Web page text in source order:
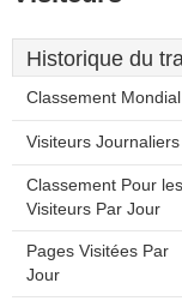
Historique du
Classement Mondial
Visiteurs Journaliers
Classement Pour les
Visiteurs Par Jour
Pages Visitées Par
Jour